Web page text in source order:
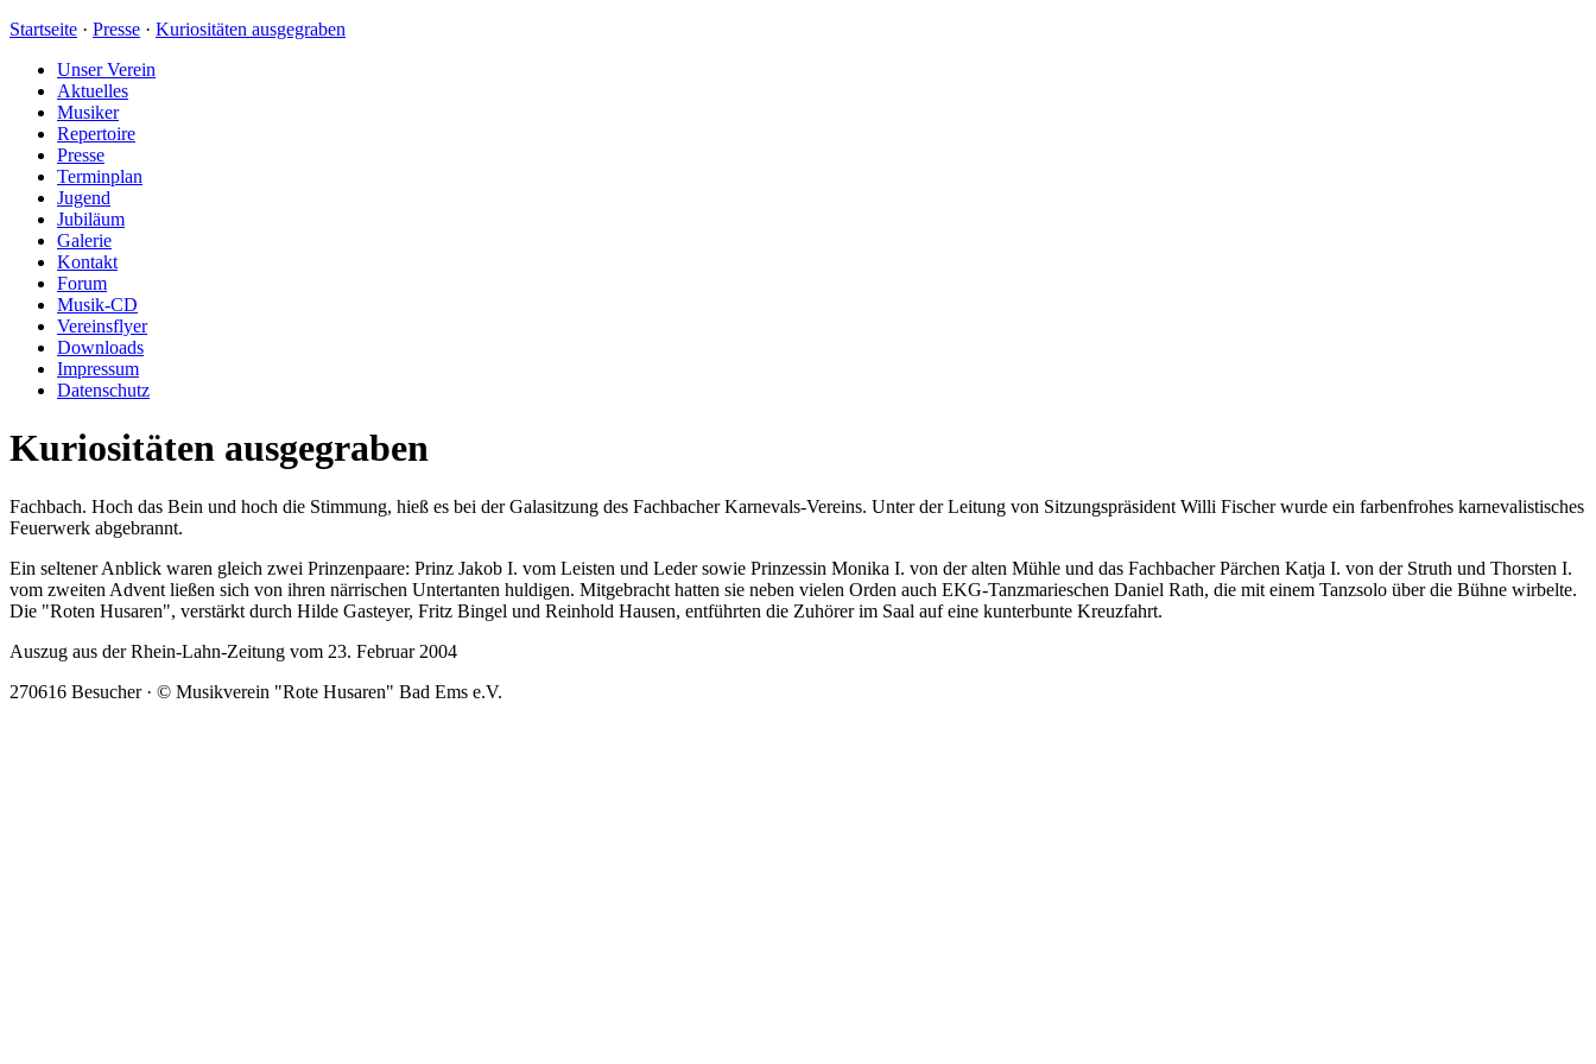
Startseite · Presse · Kuriositäten ausgegraben
Unser Verein
Aktuelles
Musiker
Repertoire
Presse
Terminplan
Jugend
Jubiläum
Galerie
Kontakt
Forum
Musik-CD
Vereinsflyer
Downloads
Impressum
Datenschutz
Kuriositäten ausgegraben
Fachbach. Hoch das Bein und hoch die Stimmung, hieß es bei der Galasitzung des Fachbacher Karnevals-Vereins. Unter der Leitung von Sitzungspräsident Willi Fischer wurde ein farbenfrohes karnevalistisches
Feuerwerk abgebrannt.
Ein seltener Anblick waren gleich zwei Prinzenpaare: Prinz Jakob I. vom Leisten und Leder sowie Prinzessin Monika I. von der alten Mühle und das Fachbacher Pärchen Katja I. von der Struth und Thorsten I.
vom zweiten Advent ließen sich von ihren närrischen Untertanten huldigen. Mitgebracht hatten sie neben vielen Orden auch EKG-Tanzmarieschen Daniel Rath, die mit einem Tanzsolo über die Bühne wirbelte.
Die "Roten Husaren", verstärkt durch Hilde Gasteyer, Fritz Bingel und Reinhold Hausen, entführten die Zuhörer im Saal auf eine kunterbunte Kreuzfahrt.
Auszug aus der Rhein-Lahn-Zeitung vom 23. Februar 2004
270616 Besucher · © Musikverein "Rote Husaren" Bad Ems e.V.